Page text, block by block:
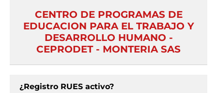
CENTRO DE PROGRAMAS DE
EDUCACION PARA EL TRABAJO Y
DESARROLLO HUMANO -
CEPRODET - MONTERIA SAS
¿Registro RUES activo?